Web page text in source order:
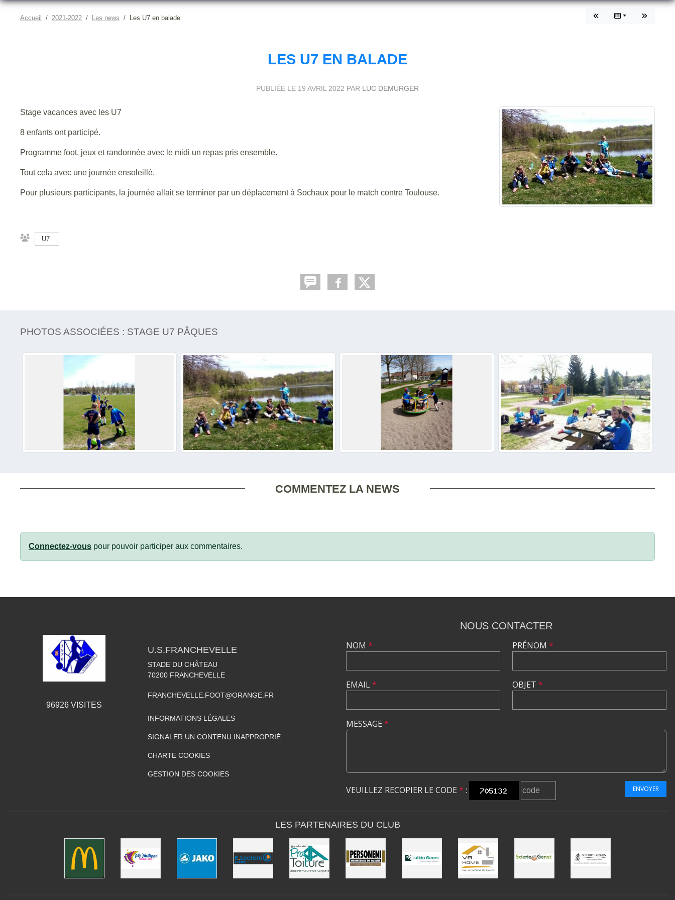
Accueil 2021-2022 Les news Les U7 en balade
LES U7 EN BALADE
PUBLIÉE LE 19 AVRIL 2022 PAR LUC DEMURGER
Stage vacances avec les U7
8 enfants ont participé.
Programme foot, jeux et randonnée avec le midi un repas pris ensemble.
Tout cela avec une journée ensoleillé.
Pour plusieurs participants, la journée allait se terminer par un déplacement à Sochaux pour le match contre Toulouse.
U7
PHOTOS ASSOCIÉES : STAGE U7 PÂQUES
COMMENTEZ LA NEWS
Connectez-vous pour pouvoir participer aux commentaires.
96926VISITES
U.S.FRANCHEVELLE
STADE DU CHÂTEAU
70200 FRANCHEVELLE
FRANCHEVELLE.FOOT@ORANGE.FR
INFORMATIONS LÉGALES
SIGNALER UN CONTENU INAPPROPRIÉ
CHARTE COOKIES
GESTION DES COOKIES
NOUS CONTACTER
NOM *
EMAIL*
PRÉNOM *
OBJET *
MESSAGE *
VEUILLEZ RECOPIER LE CODE * : ENVOYER
LES PARTENAIRES DU CLUB